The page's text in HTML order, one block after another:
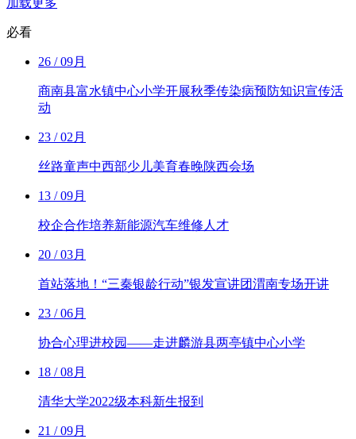
加载更多
必看
26 / 09月
商南县富水镇中心小学开展秋季传染病预防知识宣传活
动
23 / 02月
丝路童声中西部少儿美育春晚陕西会场
13 / 09月
校企合作培养新能源汽车维修人才
20 / 03月
首站落地！“三秦银龄行动”银发宣讲团渭南专场开讲
23 / 06月
协合心理进校园——走进麟游县两亭镇中心小学
18 / 08月
清华大学2022级本科新生报到
21 / 09月